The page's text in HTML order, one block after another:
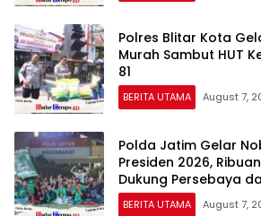
Polres Blitar Kota
Murah Sambut HUT
81
BERITA UTAMA August 7,
Polda Jatim Gelar
Presiden 2026,
Dukung Persebaya
Mapolda
BERITA UTAMA August 7,